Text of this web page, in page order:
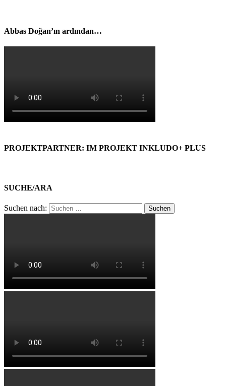
Abbas Doğan’ın ardından…
PROJEKTPARTNER: IM PROJEKT INKLUDO+ PLUS
SUCHE/ARA
Suchen nach: